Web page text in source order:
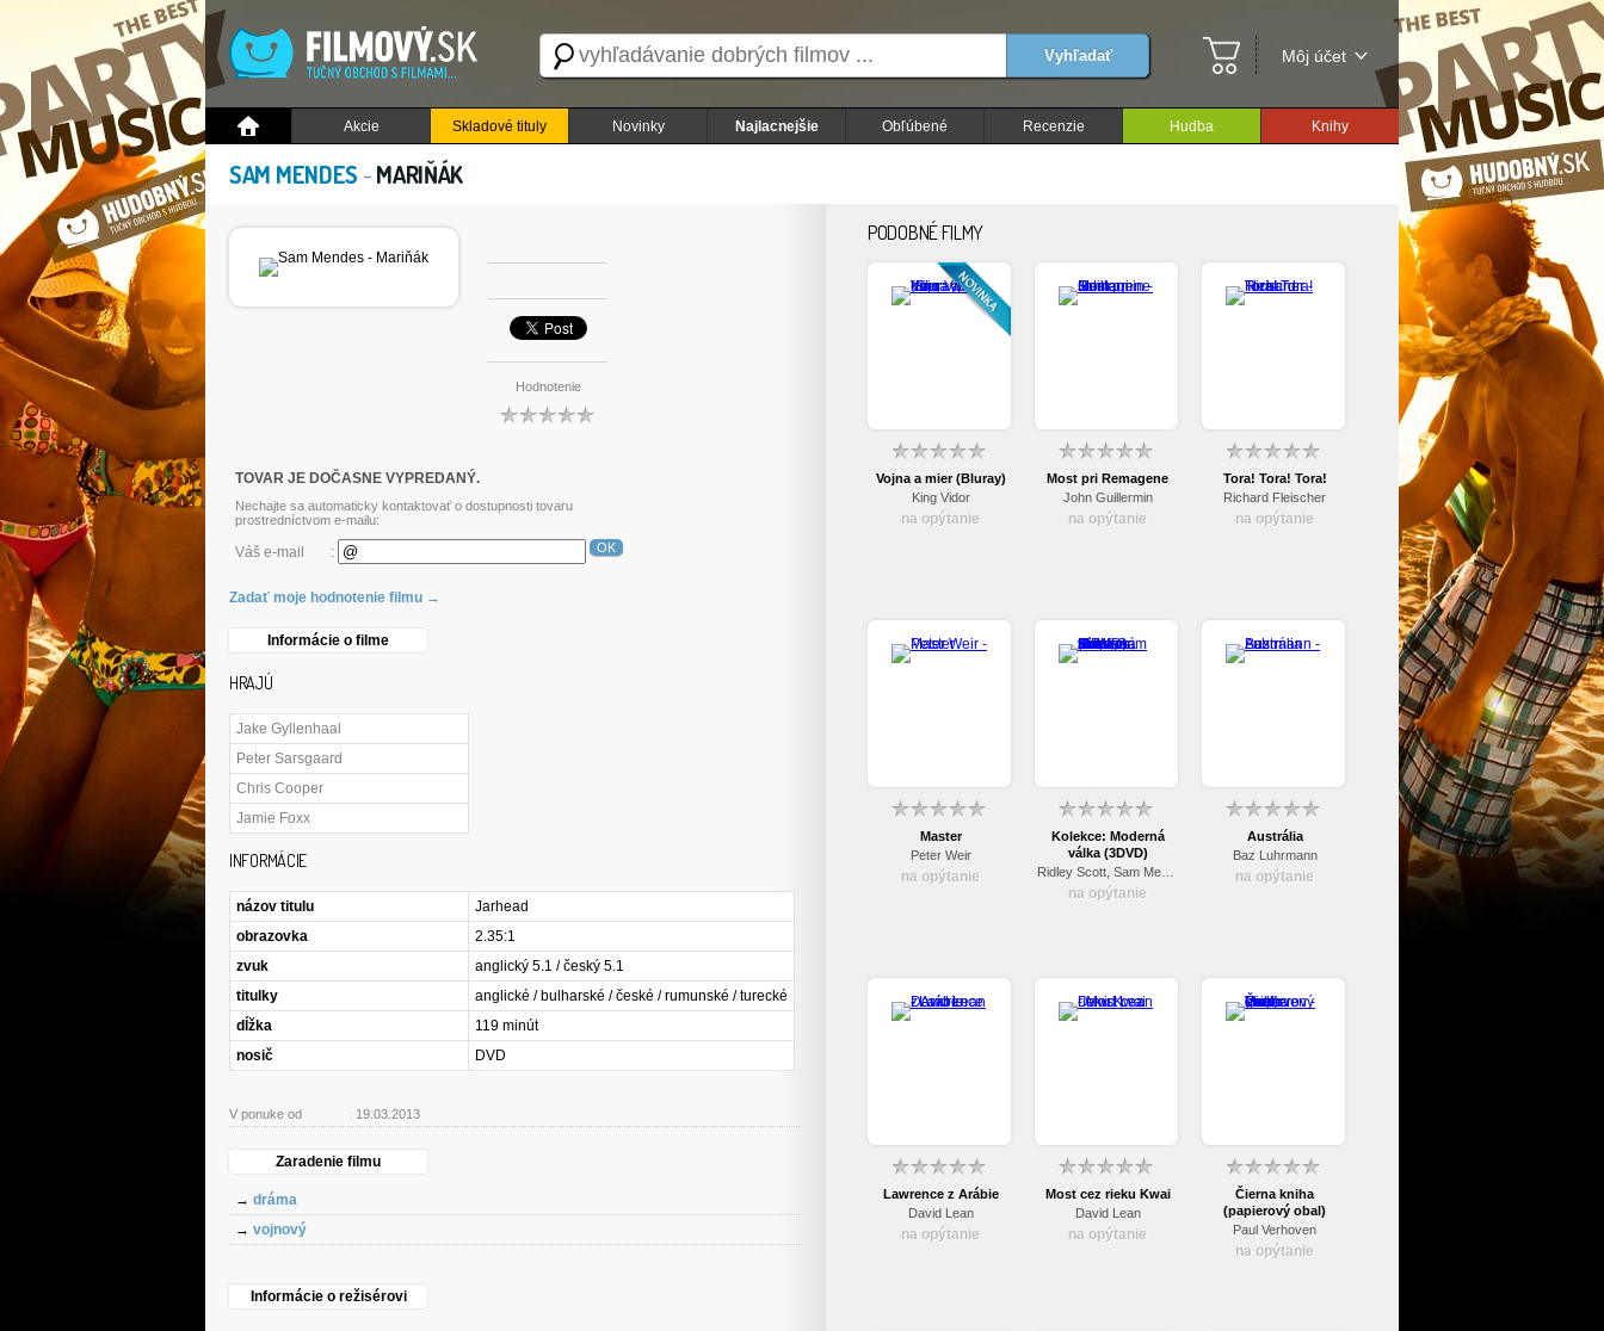
Vyhľadať Môj účet
Akcie Skladové tituly Novinky Najlacnejšie Obľúbené Recenzie Hudba Knihy
SAM MENDES -MARIŇÁK
Hodnotenie
TOVAR JE DOČASNE VYPREDANÝ.
Nechajte sa automaticky kontaktovať o dostupnosti tovaru
prostredníctvom e-mailu:
Váš e-mail : OK
Zadať moje hodnotenie filmu →
Informácie o filme
HRAJÚ
Jake Gyllenhaal
Peter Sarsgaard
Chris Cooper
Jamie Foxx
INFORMÁCIE
názov titulu
Jarhead
obrazovka
2.35:1
zvuk
anglický 5.1 / český 5.1
titulky
anglické / bulharské / české / rumunské / turecké
dĺžka
119 minút
nosič
DVD
V ponuke od : 19.03.2013
Zaradenie filmu
→ dráma
→ vojnový
Informácie o režisérovi
PODOBNÉ FILMY
Vojna a mier (Bluray)
King Vidor
na opýtanie
Most pri Remagene
John Guillermin
na opýtanie
Tora! Tora! Tora!
Richard Fleischer
na opýtanie
Master
Peter Weir
na opýtanie
Kolekce: Moderná
válka (3DVD)
na opýtanie
Austrália
Baz Luhrmann
na opýtanie
Lawrence z Arábie
David Lean
na opýtanie
Most cez rieku Kwai
David Lean
na opýtanie
Čierna kniha
(papierový obal)
Paul Verhoven
na opýtanie